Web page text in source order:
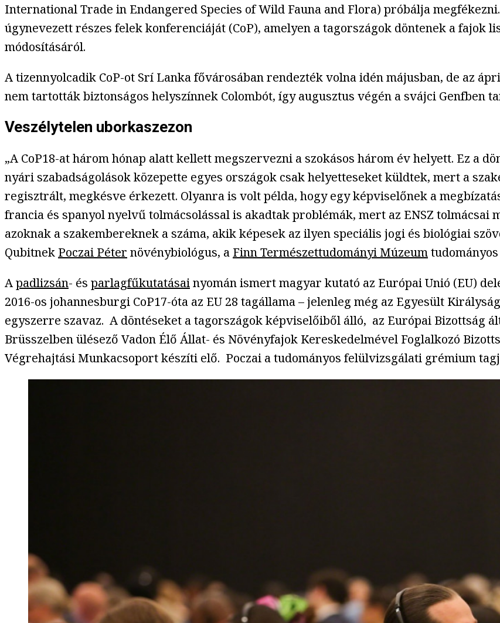
International Trade in Endangered Species of Wild Fauna and Flora) próbálja
úgynevezett részes felek konferenciáját (CoP), amelyen a tagországok döntenek a fajok
módosításáról.
A tizennyolcadik CoP-ot Srí Lanka fővárosában rendezték volna idén májusban, de az
nem tartották biztonságos helyszínnek Colombót, így augusztus végén a svájci Genfben
Veszélytelen uborkaszezon
„A CoP18-at három hónap alatt kellett megszervezni a szokásos három év helyett. Ez a
nyári szabadságolások közepette egyes országok csak helyetteseket küldtek, mert a
regisztrált, megkésve érkezett. Olyanra is volt példa, hogy egy képviselőnek a
francia és spanyol nyelvű tolmácsolással is akadtak problémák, mert az ENSZ
azoknak a szakembereknek a száma, akik képesek az ilyen speciális jogi és biológiai
Qubitnek Poczai Péter növénybiológus, a Finn Természettudományi Múzeum
Apadlizsán- és parlagfűkutatásainyomán ismert magyar kutató az Európai Unió (EU)
2016-os johannesburgi CoP17-óta az EU 28 tagállama – jelenleg még az Egyesült
egyszerre szavaz. A döntéseket a tagországok képviselőiből álló, az Európai Bizottság
Brüsszelben ülésező Vadon Élő Állat- és Növényfajok Kereskedelmével Foglalkozó
Végrehajtási Munkacsoport készíti elő. Poczai a tudományos felülvizsgálati grémium